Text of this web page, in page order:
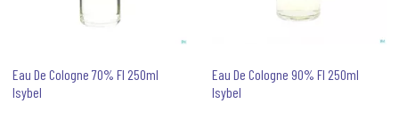
Eau De Cologne 70% Fl 250ml
Isybel
Eau De Cologne 90% Fl 250ml
Isybel